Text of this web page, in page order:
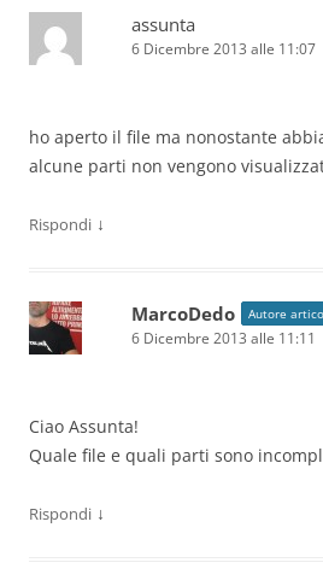
assunta
6 Dicembre 2013 alle 11:07
ho aperto il file ma nonostante
alcune parti non vengono
Rispondi ↓
MarcoDedo Autore
6 Dicembre 2013 alle 11:11
Ciao Assunta!
Quale file e quali parti sono
Rispondi ↓